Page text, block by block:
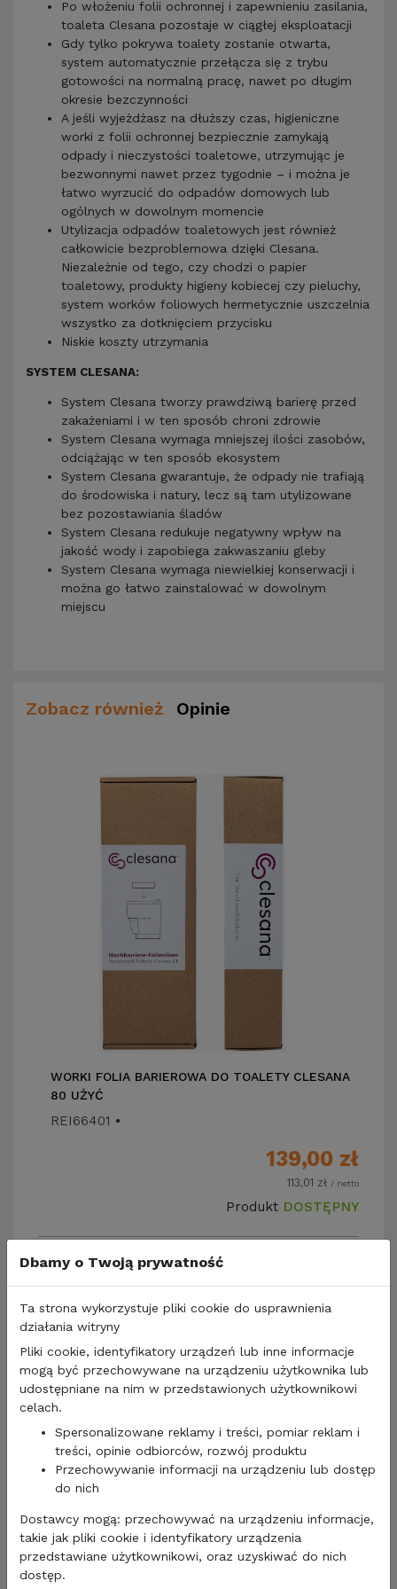
Po włożeniu folii ochronnej i zapewnieniu zasilania,
toaleta Clesana pozostaje w ciągłej eksploatacji
Gdy tylko pokrywa toalety zostanie otwarta,
system automatycznie przełącza się z trybu
gotowości na normalną pracę, nawet po długim
okresie bezczynności
A jeśli wyjeżdżasz na dłuższy czas, higieniczne
worki z folii ochronnej bezpiecznie zamykają
odpady i nieczystości toaletowe, utrzymując je
bezwonnymi nawet przez tygodnie – i można je
łatwo wyrzucić do odpadów domowych lub
ogólnych w dowolnym momencie
Utylizacja odpadów toaletowych jest również
całkowicie bezproblemowa dzięki Clesana.
Niezależnie od tego, czy chodzi o papier
toaletowy, produkty higieny kobiecej czy pieluchy,
system worków foliowych hermetycznie uszczelnia
wszystko za dotknięciem przycisku
Niskie koszty utrzymania
SYSTEM CLESANA:
System Clesana tworzy prawdziwą barierę przed
zakażeniami i w ten sposób chroni zdrowie
System Clesana wymaga mniejszej ilości zasobów,
odciążając w ten sposób ekosystem
System Clesana gwarantuje, że odpady nie trafiają
do środowiska i natury, lecz są tam utylizowane
bez pozostawiania śladów
System Clesana redukuje negatywny wpływ na
jakość wody i zapobiega zakwaszaniu gleby
System Clesana wymaga niewielkiej konserwacji i
można go łatwo zainstalować w dowolnym
miejscu
Zobacz również Opinie
WORKI FOLIA BARIEROWA DO TOALETY CLESANA
80 UŻYĆ
REI66401 •
139,00 zł
113,01 zł / netto
Produkt DOSTĘPNY
ABSORBER DO TOALETY CLESANA C1 20 szt.
Dbamy o Twoją prywatność
Ta strona wykorzystuje pliki cookie do usprawnienia
działania witryny
Pliki cookie, identyfikatory urządzeń lub inne informacje
mogą być przechowywane na urządzeniu użytkownika lub
udostępniane na nim w przedstawionych użytkownikowi
celach.
Spersonalizowane reklamy i treści, pomiar reklam i
treści, opinie odbiorców, rozwój produktu
Przechowywanie informacji na urządzeniu lub dostęp
do nich
Dostawcy mogą: przechowywać na urządzeniu informacje,
takie jak pliki cookie i identyfikatory urządzenia
przedstawiane użytkownikowi, oraz uzyskiwać do nich
dostęp.